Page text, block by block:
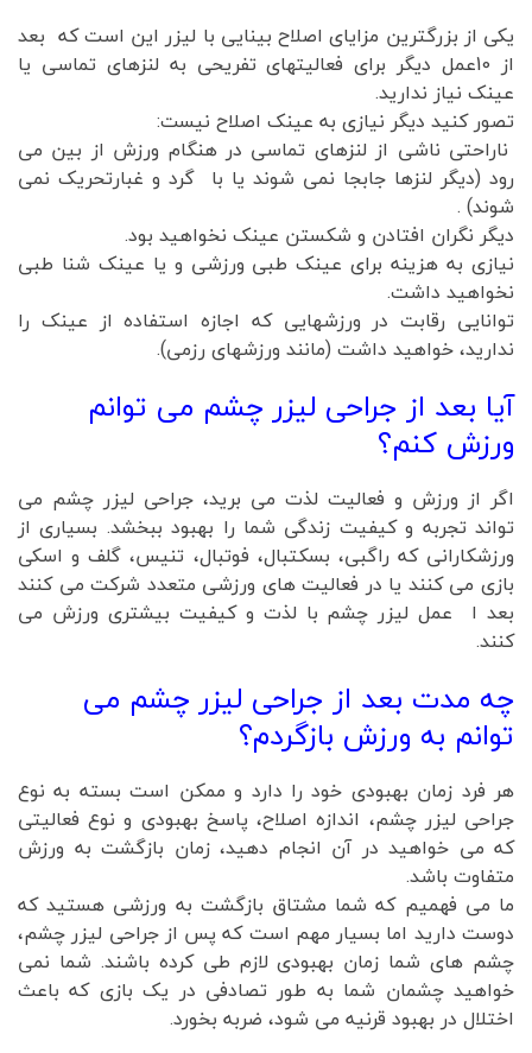
یکی از بزرگترین مزایای اصلاح بینایی با لیزر این است که بعد
از 10عمل دیگر برای فعالیتهای تفریحی به لنزهای تماسی یا
عینک نیاز ندارید.
تصور کنید دیگر نیازی به عینک اصلاح نیست:
ناراحتی ناشی از لنزهای تماسی در هنگام ورزش از بین می
رود (دیگر لنزها جابجا نمی شوند یا با گرد و غبارتحریک نمی
شوند) .
دیگر نگران افتادن و شکستن عینک نخواهید بود.
نیازی به هزینه برای عینک طبی ورزشی و یا عینک شنا طبی
نخواهید داشت.
توانایی رقابت در ورزشهایی که اجازه استفاده از عینک را
ندارید، خواهید داشت (مانند ورزشهای رزمی).
آیا بعد از جراحی لیزر چشم می توانم
ورزش کنم؟
اگر از ورزش و فعالیت لذت می برید، جراحی لیزر چشم می
تواند تجربه و کیفیت زندگی شما را بهبود ببخشد. بسیاری از
ورزشکارانی که راگبی، بسکتبال، فوتبال، تنیس، گلف و اسکی
بازی می کنند یا در فعالیت های ورزشی متعدد شرکت می کنند
بعد ا عمل لیزر چشم با لذت و کیفیت بیشتری ورزش می
کنند.
چه مدت بعد از جراحی لیزر چشم می
توانم به ورزش بازگردم؟
هر فرد زمان بهبودی خود را دارد و ممکن است بسته به نوع
جراحی لیزر چشم، اندازه اصلاح، پاسخ بهبودی و نوع فعالیتی
که می خواهید در آن انجام دهید، زمان بازگشت به ورزش
متفاوت باشد.
ما می فهمیم که شما مشتاق بازگشت به ورزشی هستید که
دوست دارید اما بسیار مهم است که پس از جراحی لیزر چشم،
چشم های شما زمان بهبودی لازم طی کرده باشند. شما نمی
خواهید چشمان شما به طور تصادفی در یک بازی که باعث
اختلال در بهبود قرنیه می شود، ضربه بخورد.